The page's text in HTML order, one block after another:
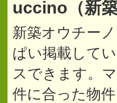
uccino（新
新築オウチー
ぱい掲載して
スできます。
件に合った物